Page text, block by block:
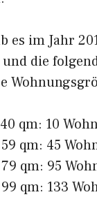
es im Jahr
und die
qm: 10
qm: 45
qm: 95
qm: 133